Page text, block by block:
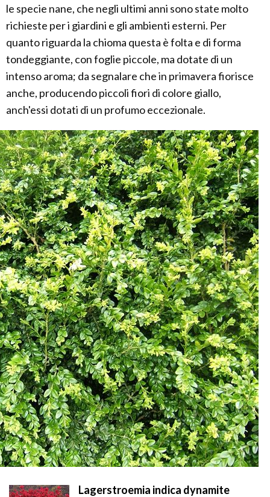
le specie nane, che negli ultimi anni sono state molto
richieste per i giardini e gli ambienti esterni. Per
quanto riguarda la chioma questa è folta e di forma
tondeggiante, con foglie piccole, ma dotate di un
intenso aroma; da segnalare che in primavera fiorisce
anche, producendo piccoli fiori di colore giallo,
anch'essi dotati di un profumo eccezionale.
Lagerstroemia indica dynamite